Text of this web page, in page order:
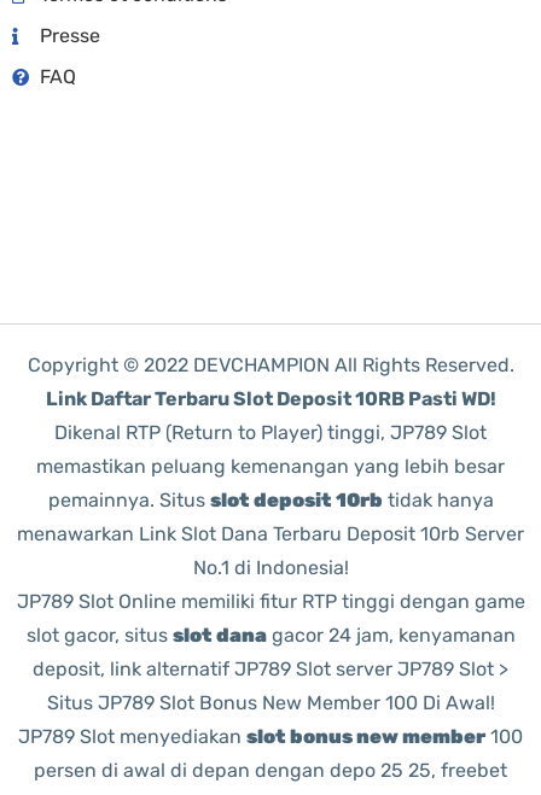
Presse
FAQ
Copyright © 2022 DEVCHAMPION All Rights Reserved.
Link Daftar Terbaru Slot Deposit 10RB Pasti WD!
Dikenal RTP (Return to Player) tinggi, JP789 Slot
memastikan peluang kemenangan yang lebih besar
pemainnya. Situs slot deposit 10rb tidak hanya
menawarkan Link Slot Dana Terbaru Deposit 10rb Server
No.1 di Indonesia!
JP789 Slot Online memiliki fitur RTP tinggi dengan game
slot gacor, situs slot danagacor 24 jam, kenyamanan
deposit, link alternatif JP789 Slot server JP789 Slot >
Situs JP789 Slot Bonus New Member 100 Di Awal!
JP789 Slot menyediakan slot bonus new member 100
persen di awal di depan dengan depo 25 25, freebet